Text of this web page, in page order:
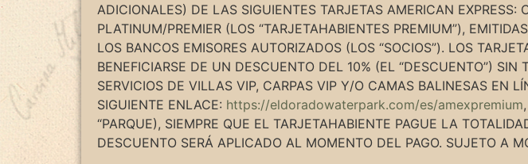
ADICIONALES) DE LAS SIGUIENTES TARJETAS AMERICAN
PLATINUM/PREMIER (LOS “TARJETAHABIENTES PREMIUM”),
LOS BANCOS EMISORES AUTORIZADOS (LOS “SOCIOS”). LOS
BENEFICIARSE DE UN DESCUENTO DEL 10% (EL “DESCUENTO”)
SERVICIOS DE VILLAS VIP, CARPAS VIP Y/O CAMAS BALINESAS EN
SIGUIENTE ENLACE: https://eldoradowaterpark.com/es/amexpremium
“PARQUE), SIEMPRE QUE EL TARJETAHABIENTE PAGUE LA
DESCUENTO SERÁ APLICADO AL MOMENTO DEL PAGO. SUJETO A